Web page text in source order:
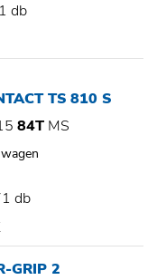
db
TS 810 S
84T MS
db
GRIP 2